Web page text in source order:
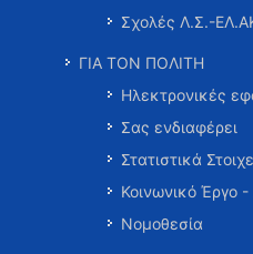
Σχολές Λ.Σ.-
ΓΙΑ ΤΟΝ ΠΟΛΙΤΗ
Ηλεκτρονικές
Σας ενδιαφέρει
Στατιστικά
Κοινωνικό Έργο -
Νομοθεσία